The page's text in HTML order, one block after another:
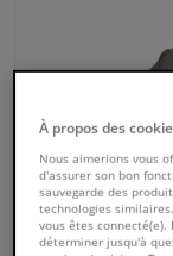
Refroidissement
Pièces moteur &
Filtres & liquides
Bagages &
À propos des
Nous aimerions vous
d'assurer son bon
sauvegarde des
technologies
vous êtes
déterminer jusqu'à